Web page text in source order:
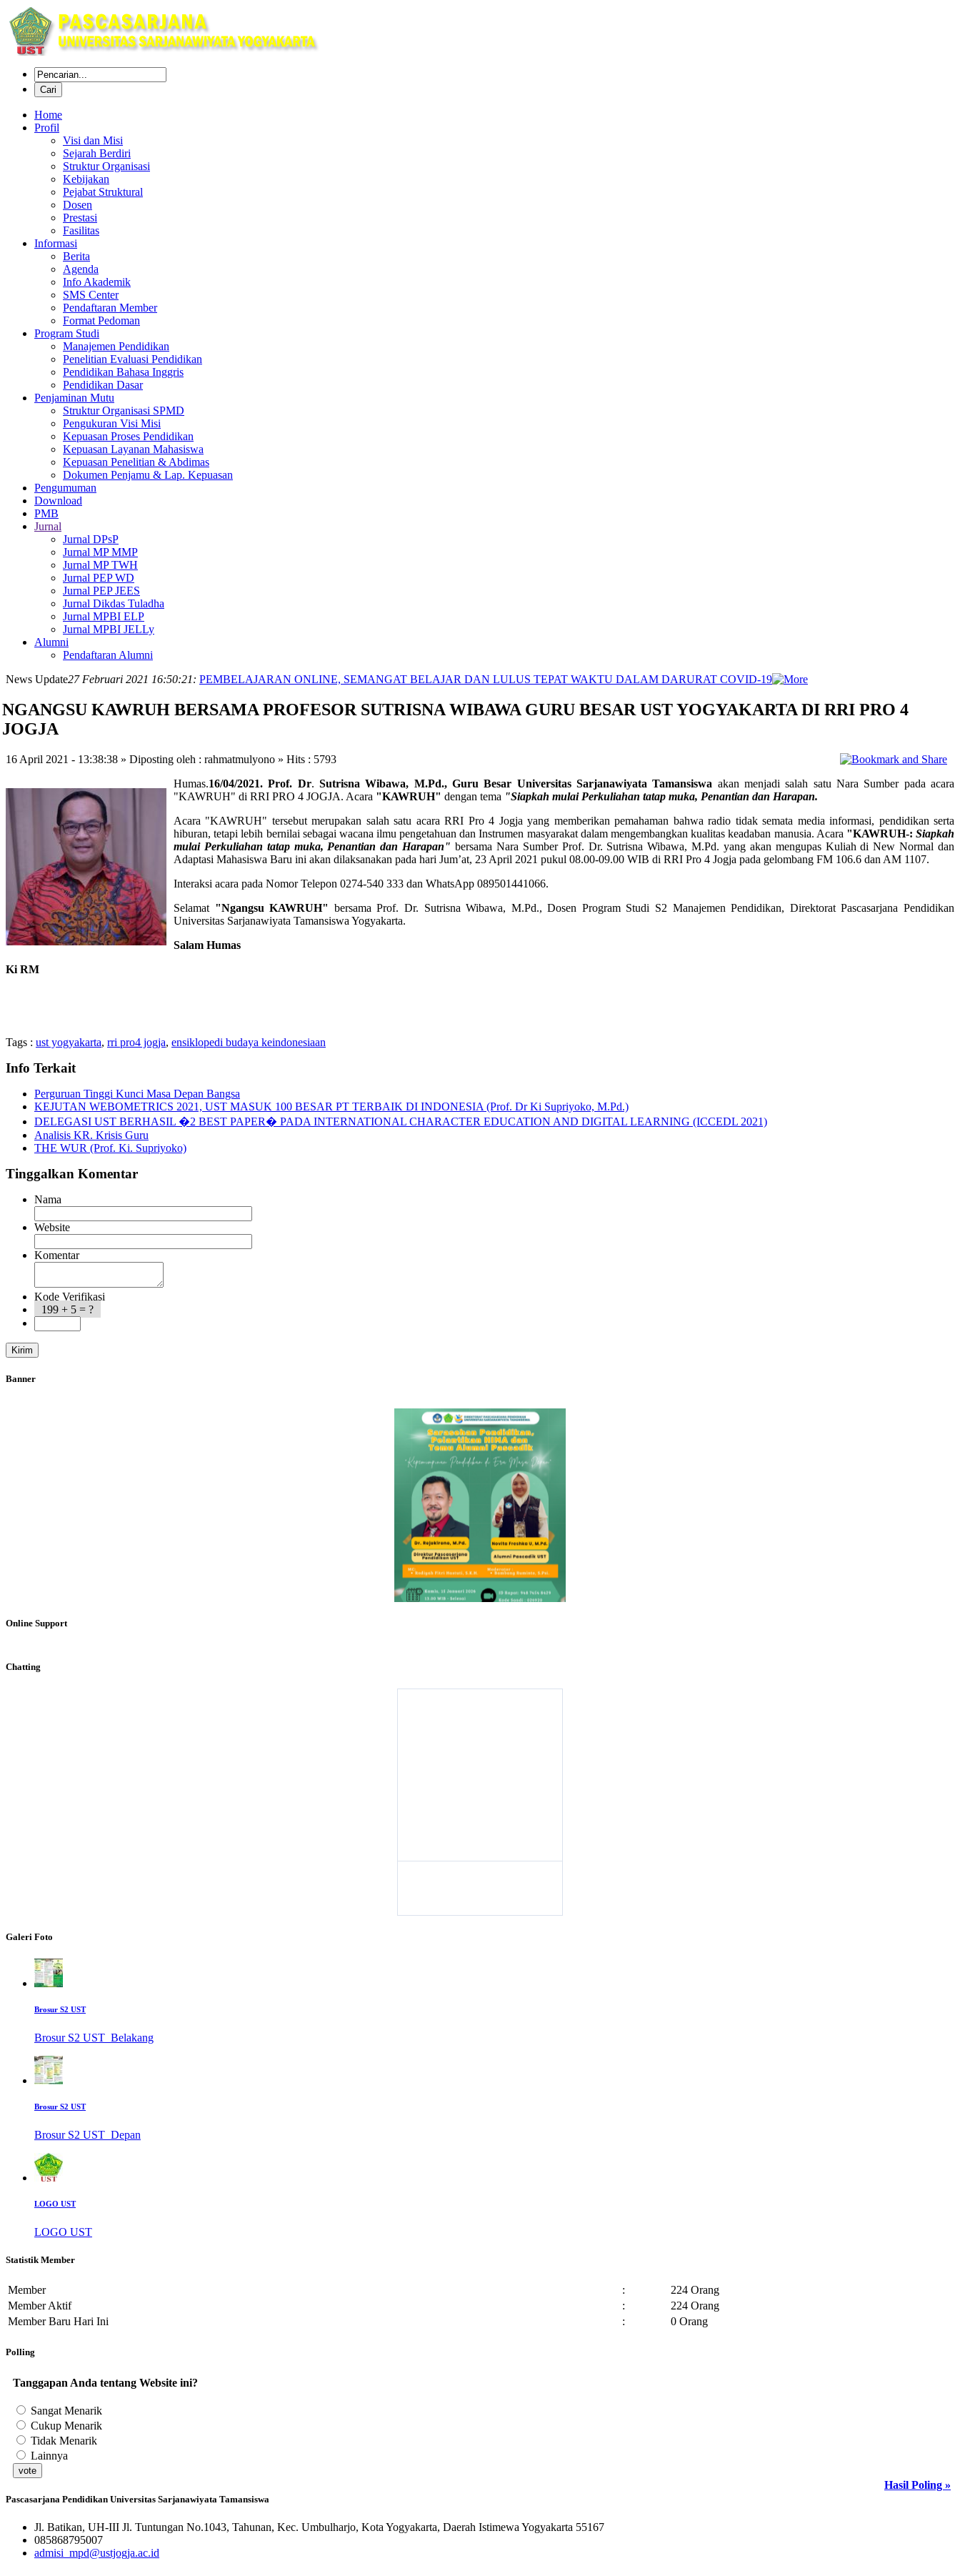
Home
Profil
Visi dan Misi
Sejarah Berdiri
Struktur Organisasi
Kebijakan
Pejabat Struktural
Dosen
Prestasi
Fasilitas
Informasi
Berita
Agenda
Info Akademik
SMS Center
Pendaftaran Member
Format Pedoman
Program Studi
Manajemen Pendidikan
Penelitian Evaluasi Pendidikan
Pendidikan Bahasa Inggris
Pendidikan Dasar
Penjaminan Mutu
Struktur Organisasi SPMD
Pengukuran Visi Misi
Kepuasan Proses Pendidikan
Kepuasan Layanan Mahasiswa
Kepuasan Penelitian & Abdimas
Dokumen Penjamu & Lap. Kepuasan
Pengumuman
Download
PMB
Jurnal
Jurnal DPsP
Jurnal MP MMP
Jurnal MP TWH
Jurnal PEP WD
Jurnal PEP JEES
Jurnal Dikdas Tuladha
Jurnal MPBI ELP
Jurnal MPBI JELLy
Alumni
Pendaftaran Alumni
News Update27 Februari 2021 16:50:21: PEMBELAJARAN ONLINE, SEMANGAT BELAJAR DAN LULUS TEPAT WAKTU DALAM DARURAT COVID-19
NGANGSU KAWRUH BERSAMA PROFESOR SUTRISNA WIBAWA GURU BESAR UST YOGYAKARTA DI RRI PRO 4
JOGJA
16 April 2021 - 13:38:38 » Diposting oleh : rahmatmulyono » Hits : 5793
Humas.16/04/2021. Prof. Dr. Sutrisna Wibawa, M.Pd., Guru Besar Universitas Sarjanawiyata Tamansiswa akan menjadi salah satu Nara Sumber pada acara
"KAWRUH" di RRI PRO 4 JOGJA. Acara "KAWRUH" dengan tema "Siapkah mulai Perkuliahan tatap muka, Penantian dan Harapan.
Acara "KAWRUH" tersebut merupakan salah satu acara RRI Pro 4 Jogja yang memberikan pemahaman bahwa radio tidak semata media informasi, pendidikan serta
hiburan, tetapi lebih bernilai sebagai wacana ilmu pengetahuan dan Instrumen masyarakat dalam mengembangkan kualitas keadaban manusia. Acara "KAWRUH-:Siapkah
mulai Perkuliahan tatap muka, Penantian dan Harapan"bersama Nara Sumber Prof. Dr. Sutrisna Wibawa, M.Pd. yang akan mengupas Kuliah di New Normal dan
Adaptasi Mahasiswa Baru ini akan dilaksanakan pada hari Jum’at, 23 April 2021 pukul 08.00-09.00 WIB di RRI Pro 4 Jogja pada gelombang FM 106.6 dan AM 1107.
Interaksi acara pada Nomor Telepon 0274-540 333 dan WhatsApp 089501441066.
Selamat "Ngangsu KAWRUH" bersama Prof. Dr. Sutrisna Wibawa, M.Pd., Dosen Program Studi S2 Manajemen Pendidikan, Direktorat Pascasarjana Pendidikan
Universitas Sarjanawiyata Tamansiswa Yogyakarta.
Salam Humas
Ki RM
Tags : ust yogyakarta, rri pro4 jogja, ensiklopedi budaya keindonesiaan
Info Terkait
Perguruan Tinggi Kunci Masa Depan Bangsa
KEJUTAN WEBOMETRICS 2021, UST MASUK 100 BESAR PT TERBAIK DI INDONESIA (Prof. Dr Ki Supriyoko, M.Pd.)
DELEGASI UST BERHASIL �2 BEST PAPER� PADA INTERNATIONAL CHARACTER EDUCATION AND DIGITAL LEARNING (ICCEDL 2021)
Analisis KR. Krisis Guru
THE WUR (Prof. Ki. Supriyoko)
Tinggalkan Komentar
Nama
Website
Komentar
Kode Verifikasi
199 + 5 = ?
Banner
Online Support
Chatting
Galeri Foto
Brosur S2 UST
Brosur S2 UST_Belakang
Brosur S2 UST
Brosur S2 UST_Depan
LOGO UST
LOGO UST
Statistik Member
Member :
224 Orang
Member Aktif
:
224 Orang
Member Baru Hari Ini
: 0 Orang
Polling
Tanggapan Anda tentang Website ini?
Sangat Menarik
Cukup Menarik
Tidak Menarik
Lainnya
Hasil Poling »
Pascasarjana Pendidikan Universitas Sarjanawiyata Tamansiswa
Jl. Batikan, UH-III Jl. Tuntungan No.1043, Tahunan, Kec. Umbulharjo, Kota Yogyakarta, Daerah Istimewa Yogyakarta 55167
085868795007
admisi_mpd@ustjogja.ac.id